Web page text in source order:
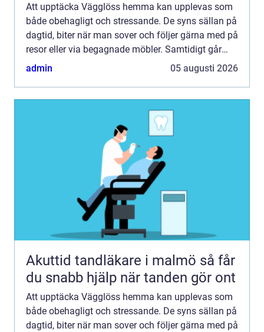
Att upptäcka Vägglöss hemma kan upplevas som
både obehagligt och stressande. De syns sällan på
dagtid, biter när man sover och följer gärna med på
resor eller via begagnade möbler. Samtidigt går
problemet att lösa men nyckeln är att agera
admin 05 augusti 2026
Akuttid tandläkare i malmö så får
du snabb hjälp när tanden gör ont
Att upptäcka Vägglöss hemma kan upplevas som
både obehagligt och stressande. De syns sällan på
dagtid, biter när man sover och följer gärna med på